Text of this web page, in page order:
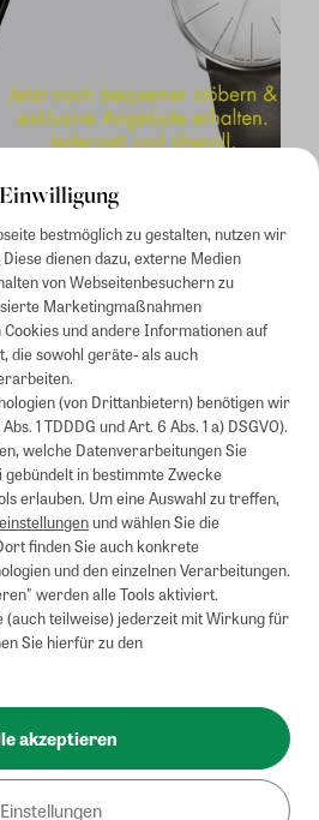
bestmöglich zu gestalten, nutzen wir
dienen dazu, externe Medien
von Webseitenbesuchern zu
Marketingmaßnahmen
und andere Informationen auf
die sowohl geräte- als auch
(von Drittanbietern) benötigen wir
1 TDDDG und Art. 6 Abs. 1 a) DSGVO).
welche Datenverarbeitungen Sie
in bestimmte Zwecke
erlauben. Um eine Auswahl zu treffen,
und wählen Sie die
finden Sie auch konkrete
und den einzelnen Verarbeitungen.
werden alle Tools aktiviert.
(auch teilweise) jederzeit mit Wirkung für
Sie hierfür zu den
akzeptieren
Einstellungen
Nicht anwendbar auf Produkte, die der
ZEIT-Akademie, e-Books. Keine
mit weiteren Gutscheinen/Rabatten
kombinierbar.
Rückversand ausgeschlossen.
zu Rücksendungen finden Sie hier.
MwSt. zzgl. Versandkosten
AGB
Pinterest